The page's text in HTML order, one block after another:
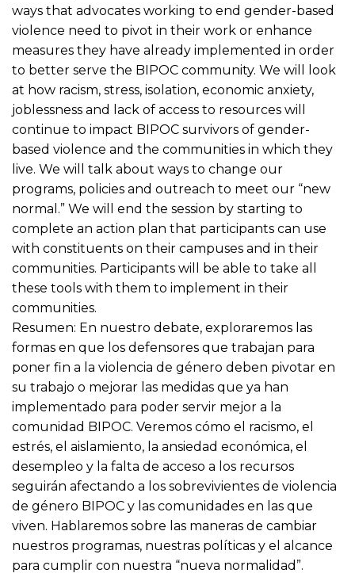
ways that advocates working to end gender-based
violence need to pivot in their work or enhance
measures they have already implemented in order
to better serve the BIPOC community. We will look
at how racism, stress, isolation, economic anxiety,
joblessness and lack of access to resources will
continue to impact BIPOC survivors of gender-
based violence and the communities in which they
live. We will talk about ways to change our
programs, policies and outreach to meet our “new
normal.” We will end the session by starting to
complete an action plan that participants can use
with constituents on their campuses and in their
communities. Participants will be able to take all
these tools with them to implement in their
communities.
Resumen: En nuestro debate, exploraremos las
formas en que los defensores que trabajan para
poner fin a la violencia de género deben pivotar en
su trabajo o mejorar las medidas que ya han
implementado para poder servir mejor a la
comunidad BIPOC. Veremos cómo el racismo, el
estrés, el aislamiento, la ansiedad económica, el
desempleo y la falta de acceso a los recursos
seguirán afectando a los sobrevivientes de violencia
de género BIPOC y las comunidades en las que
viven. Hablaremos sobre las maneras de cambiar
nuestros programas, nuestras políticas y el alcance
para cumplir con nuestra “nueva normalidad”.